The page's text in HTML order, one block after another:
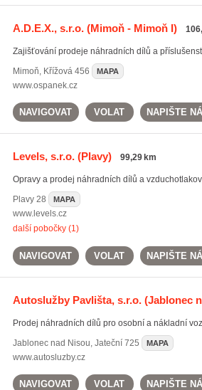
A.D.E.X., s.r.o.(Mimoň - Mimoň I)
Zajišťování prodeje náhradních dílů a
Mimoň, Křížová 456 MAPA
www.ospanek.cz
NAVIGOVAT VOLAT NAPIŠTE
Levels, s.r.o.(Plavy) 99,29 km
Opravy a prodej náhradních dílů a
Plavy28 MAPA
www.levels.cz
další pobočky (1)
NAVIGOVAT VOLAT NAPIŠTE
Autoslužby Pavlišta, s.r.o.(Jablonec
Prodej náhradních dílů pro osobní a nákladní
Jablonec nad Nisou, Jateční 725 MAPA
www.autosluzby.cz
NAVIGOVAT VOLAT NAPIŠTE